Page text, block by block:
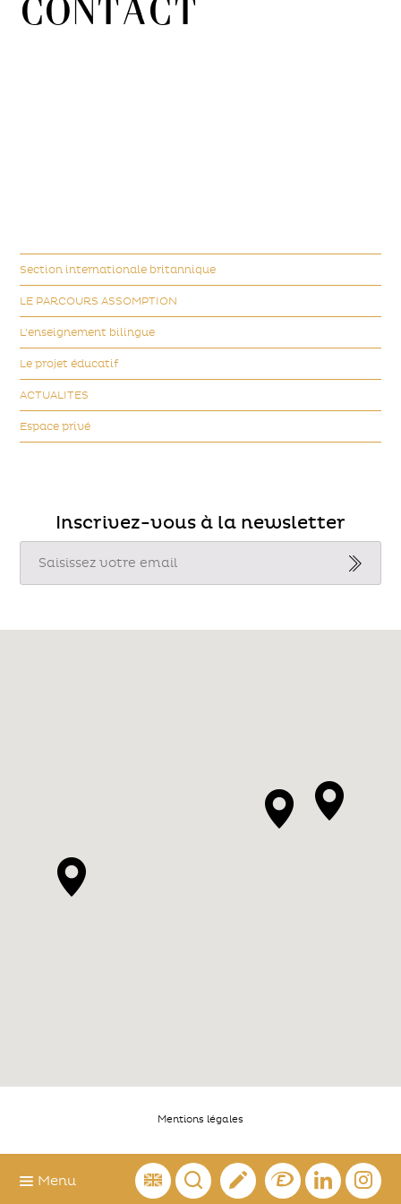
Menu
Section internationale britannique
LE PARCOURS ASSOMPTION
L'enseignement bilingue
Le projet éducatif
ACTUALITES
Espace privé
Inscrivez-vous à la newsletter
Mentions légales